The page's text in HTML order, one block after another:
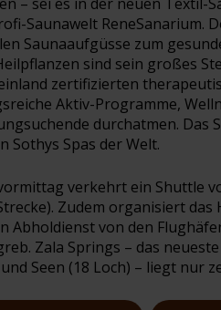
Saunawelt ReneSanarium.
Saunaaufgüsse zum
sind sein großes
zertifizierten
Aktiv-Programme,
durchatmen. Das
Sothys Spas der Welt.
verkehrt ein Shuttle
Zudem organisiert
Abholdienst von den
Zala Springs – das
Seen (18 Loch) – liegt nur